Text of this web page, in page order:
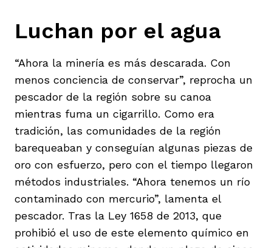
Luchan por el agua
“Ahora la minería es más descarada. Con
menos conciencia de conservar”, reprocha un
pescador de la región sobre su canoa
mientras fuma un cigarrillo. Como era
tradición, las comunidades de la región
barequeaban y conseguían algunas piezas de
oro con esfuerzo, pero con el tiempo llegaron
métodos industriales. “Ahora tenemos un río
contaminado con mercurio”, lamenta el
pescador. Tras la Ley 1658 de 2013, que
prohibió el uso de este elemento químico en